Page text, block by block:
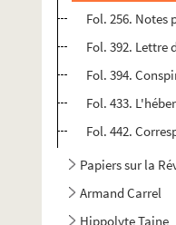
Fol. 256. Notes
Fol. 392. Lettre
Fol. 394.
Fol. 433.
Fol. 442.
Papiers sur la
Armand Carrel
Hippolyte Taine